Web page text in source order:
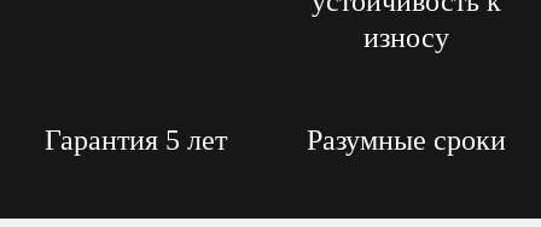
износу
Гарантия 5 лет Разумные сроки